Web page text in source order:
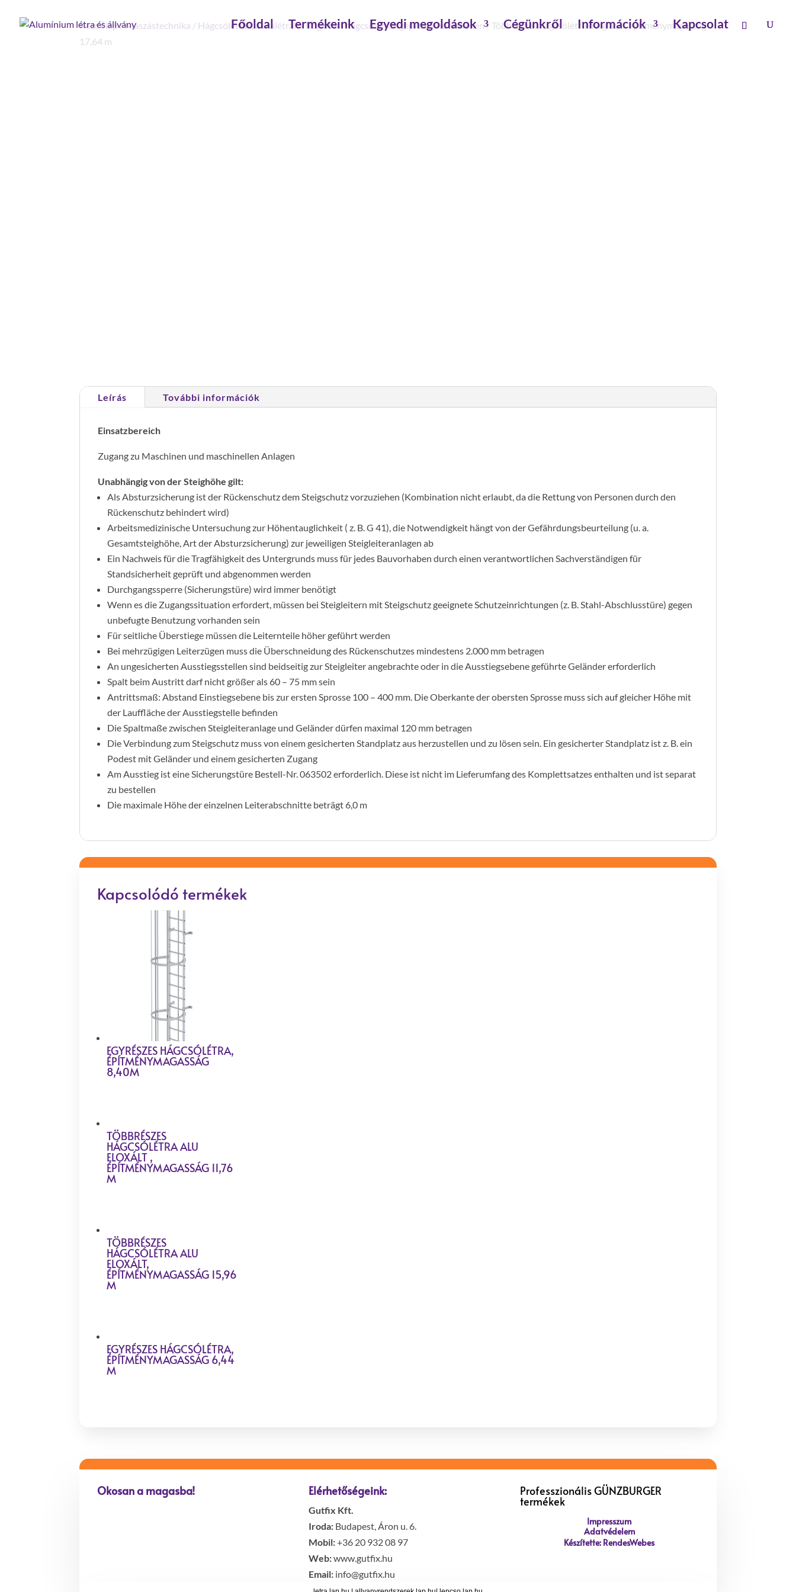
Főoldal Termékeink Egyedi megoldások Cégünkről Információk Kapcsolat
Kezdőlap/Mászástechnika / Hágcsólétrák, aknalétrák/Rögzített hágcsólétrák gépi berendezéseken/ Többrészes hágcsólétra horg.acél, építménymagasság
17,64 m
mennyiség
Leírás További információk
Einsatzbereich
Zugang zu Maschinen und maschinellen Anlagen
Unabhängig von der Steighöhe gilt:
Als Absturzsicherung ist der Rückenschutz dem Steigschutz vorzuziehen (Kombination nicht erlaubt, da die Rettung von Personen durch den
Rückenschutz behindert wird)
Arbeitsmedizinische Untersuchung zur Höhentauglichkeit ( z. B. G 41), die Notwendigkeit hängt von der Gefährdungsbeurteilung (u. a.
Gesamtsteighöhe, Art der Absturzsicherung) zur jeweiligen Steigleiteranlagen ab
Ein Nachweis für die Tragfähigkeit des Untergrunds muss für jedes Bauvorhaben durch einen verantwortlichen Sachverständigen für
Standsicherheit geprüft und abgenommen werden
Durchgangssperre (Sicherungstüre) wird immer benötigt
Wenn es die Zugangssituation erfordert, müssen bei Steigleitern mit Steigschutz geeignete Schutzeinrichtungen (z. B. Stahl-Abschlusstüre) gegen
unbefugte Benutzung vorhanden sein
Für seitliche Überstiege müssen die Leiternteile höher geführt werden
Bei mehrzügigen Leiterzügen muss die Überschneidung des Rückenschutzes mindestens 2.000 mm betragen
An ungesicherten Ausstiegsstellen sind beidseitig zur Steigleiter angebrachte oder in die Ausstiegsebene geführte Geländer erforderlich
Spalt beim Austritt darf nicht größer als 60 – 75 mm sein
Antrittsmaß: Abstand Einstiegsebene bis zur ersten Sprosse 100 – 400 mm. Die Oberkante der obersten Sprosse muss sich auf gleicher Höhe mit
der Lauffläche der Ausstiegstelle befinden
Die Spaltmaße zwischen Steigleiteranlage und Geländer dürfen maximal 120 mm betragen
Die Verbindung zum Steigschutz muss von einem gesicherten Standplatz aus herzustellen und zu lösen sein. Ein gesicherter Standplatz ist z. B. ein
Podest mit Geländer und einem gesicherten Zugang
Am Ausstieg ist eine Sicherungstüre Bestell-Nr. 063502 erforderlich. Diese ist nicht im Lieferumfang des Komplettsatzes enthalten und ist separat
zu bestellen
Die maximale Höhe der einzelnen Leiterabschnitte beträgt 6,0 m
Kapcsolódó termékek
EGYRÉSZES HÁGCSÓLÉTRA,
ÉPÍTMÉNYMAGASSÁG
8,40M
TÖBBRÉSZES
HÁGCSÓLÉTRA ALU
ELOXÁLT ,
ÉPÍTMÉNYMAGASSÁG 11,76
M
TÖBBRÉSZES
HÁGCSÓLÉTRA ALU
ELOXÁLT,
ÉPÍTMÉNYMAGASSÁG 15,96
M
EGYRÉSZES HÁGCSÓLÉTRA,
ÉPÍTMÉNYMAGASSÁG 6,44
M
Okosan a magasba! Elérhetőségeink:
Gutfix Kft.
Iroda: Budapest, Áron u. 6.
Mobil:+36 20 932 08 97
Web:www.gutfix.hu
Email: info@gutfix.hu
Professzionális GÜNZBURGER
termékek
Impresszum
Adatvédelem
Készítette: RendesWebes